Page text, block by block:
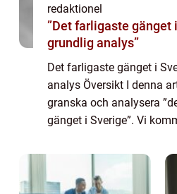
redaktionel
”Det farligaste gänget
grundlig analys”
Det farligaste gänget i
analys Översikt I denna
granska och analysera
gänget i Sverige”. Vi
egenskaper och hur det